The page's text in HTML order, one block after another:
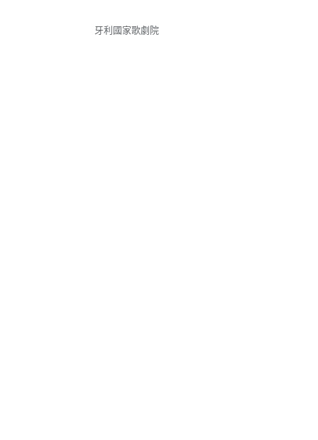
牙利國家歌劇院